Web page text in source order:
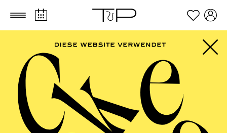
Zum Hauptinhalt springen Zum Footer springen
PHILHARMONIE